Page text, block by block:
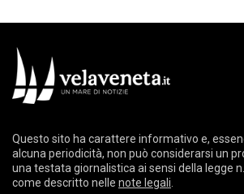
Questo sito ha carattere informativo e,
alcuna periodicità, non può considerarsi un
una testata giornalistica ai sensi della legge
come descritto nelle note legali